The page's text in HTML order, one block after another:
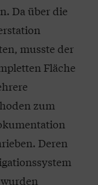
Da über die
musste der
Fläche
zum
Deren